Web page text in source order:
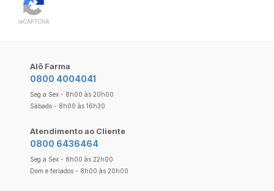
Alô Farma
0800 4004041
Seg a Sex - 8h00 às 20h00
Sábado - 8h00 às 16h30
Atendimento ao Cliente
0800 6436464
Seg a Sex - 8h00 às 22h00
Dom e feriados - 8h00 às 20h00